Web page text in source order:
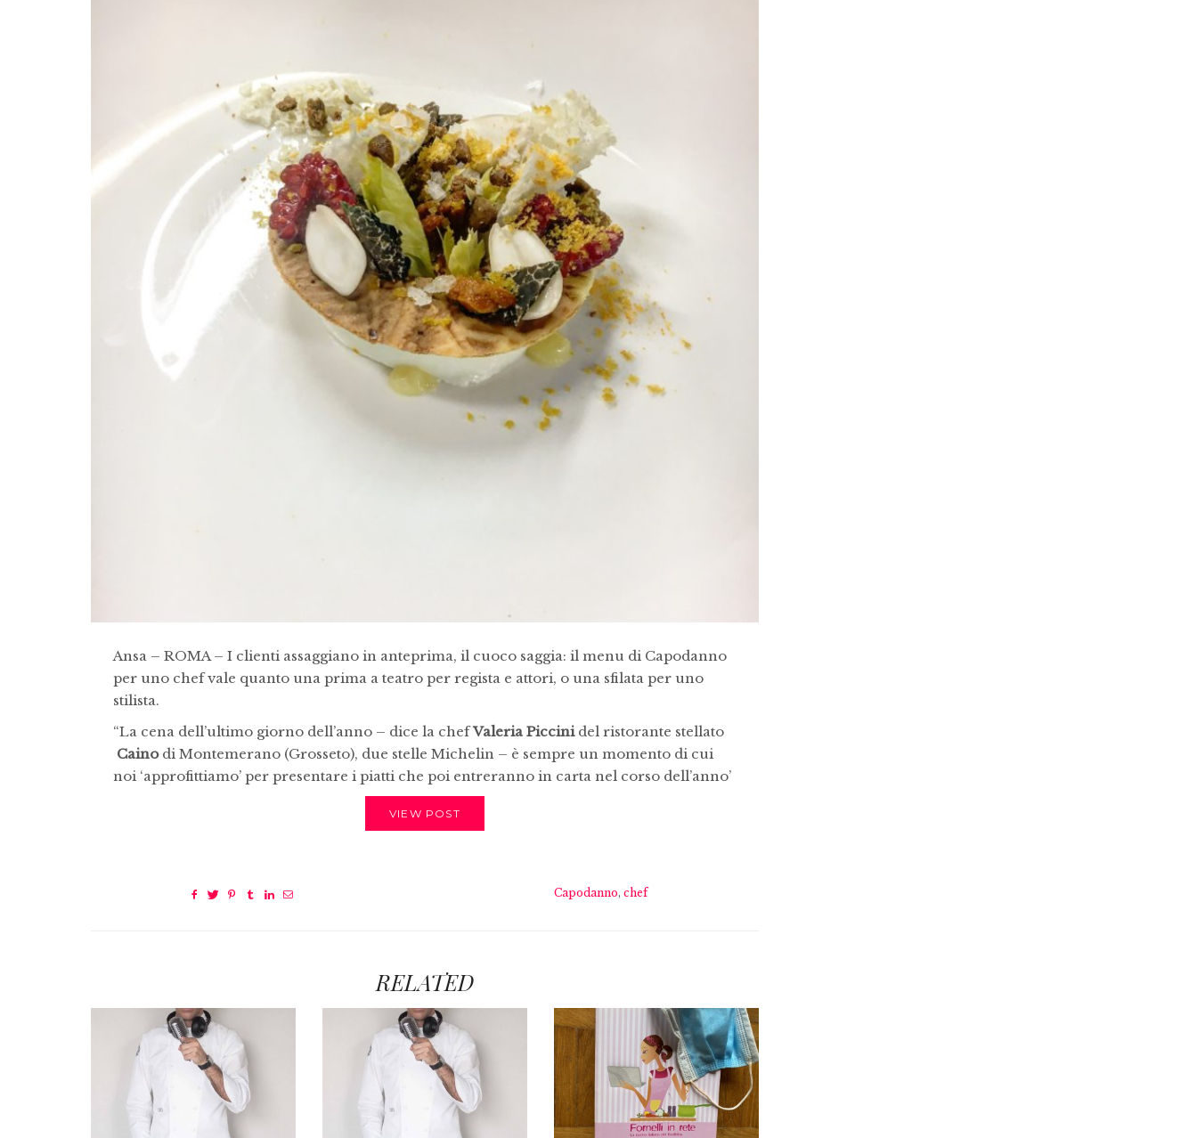
Ansa – ROMA – I clienti assaggiano in anteprima, il cuoco saggia: il menu di Capodanno
per uno chef vale quanto una prima a teatro per regista e attori, o una sfilata per uno
stilista.
“La cena dell’ultimo giorno dell’anno – dice la chefValeria Piccini del ristorante stellato
Cainodi Montemerano (Grosseto), due stelle Michelin – è sempre un momento di cui
noi ‘approfittiamo’ per presentare i piatti che poi entreranno in carta nel corso dell’anno’
VIEW POST
Capodanno, chef
RELATED